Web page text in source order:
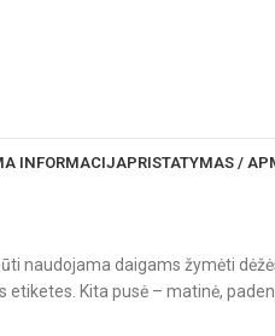
INFORMACIJAPRISTATYMAS /
naudojama daigams žymėti
Kita pusė – matinė,